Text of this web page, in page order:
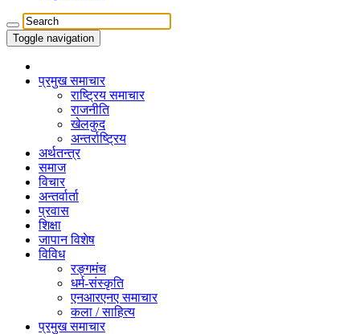
Toggle navigation
प्रमुख समाचार
राष्ट्रिय समाचार
राजनीति
खेलकुद
अन्तर्राष्ट्रिय
अर्थतन्त्र
समाज
विचार
अन्तर्वार्ता
प्रवास
शिक्षा
जापान विशेष
विविध
रङ्गमंच
धर्म-संस्कृति
एनआरएनए समाचार
कला / साहित्य
प्रमुख समाचार